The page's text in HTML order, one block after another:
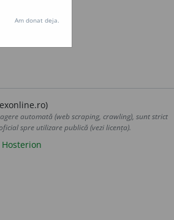
automată (web scraping, crawling), sunt strict
spre utilizare publică (vezi licența).
Hosterion
Am donat deja.